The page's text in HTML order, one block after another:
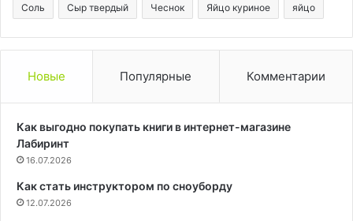
Соль Сыр твердый Чеснок Яйцо куриное яйцо
Новые Популярные Комментарии
Как выгодно покупать книги в интернет-магазине
Лабиринт
16.07.2026
Как стать инструктором по сноуборду
12.07.2026